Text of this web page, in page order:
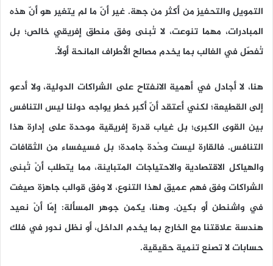
التمويل والتحفيز من أكثر من جهة. غير أنّ ما لم يتغير هو أنّ هذه
المبادرات، مهما تنوعت، لا تُبنى وفق منطق إفريقي خالص؛ بل
تُفصّل في الغالب بما يخدم مصالح الأطراف المانحة أولًا.
هنا، لا أجادل في أهمية الانفتاح على الشراكات الدولية، ولا أدعو
إلى القطيعة؛ لكني أعتقد أنّ أكبر خطر يواجه دولنا ليس التنافس
بين القوى الكبرى؛ بل غياب قدرة إفريقية موحدة على إدارة هذا
التنافس. فالقارة ليست وِحْدة جامدة؛ بل فسيفساء من الثقافات
والهياكل الاقتصادية والاحتياجات المتباينة، مما يتطلب أنْ تُبنى
الشراكات وفق فهم عميق لهذا التنوع، لا وفق قوالب جاهزة صيغت
في واشنطن أو بكين. وهنا، يكمن جوهر المسألة: إمّا أنْ نعيد
هندسة علاقتنا مع الخارج بما يخدم الداخل، أو نظل ندور في فلك
حسابات لا تصنع تنمية حقيقية.